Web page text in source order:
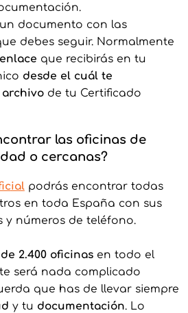
documento con las
debes seguir. Normalmente
enlace que recibirás en tu
desde el cuál te
archivode tu Certificado
las oficinas de
o cercanas?
ialpodrás encontrar todas
en toda España con sus
y números de teléfono.
2.400 oficinasen todo el
será nada complicado
que has de llevar siempre
y tu documentación. Lo